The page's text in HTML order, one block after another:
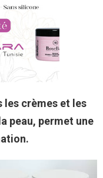
les crèmes et les
peau, permet une